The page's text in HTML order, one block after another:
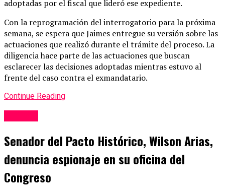
adoptadas por el fiscal que lideró ese expediente.
Con la reprogramación del interrogatorio para la próxima
semana, se espera que Jaimes entregue su versión sobre las
actuaciones que realizó durante el trámite del proceso. La
diligencia hace parte de las actuaciones que buscan
esclarecer las decisiones adoptadas mientras estuvo al
frente del caso contra el exmandatario.
Continue Reading
Senador del Pacto Histórico, Wilson Arias,
denuncia espionaje en su oficina del
Congreso